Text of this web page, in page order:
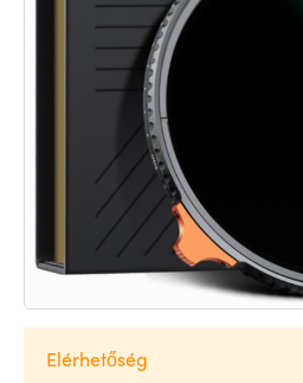
Elérhetőség